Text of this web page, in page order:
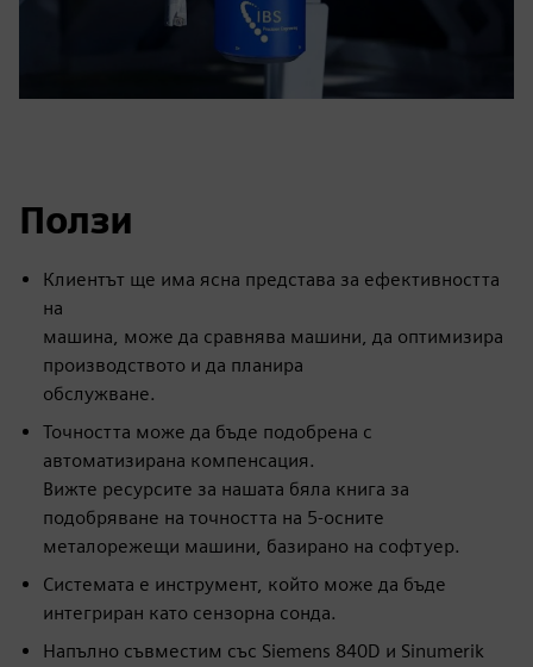
Ползи
Клиентът ще има ясна представа за ефективността
на
машина, може да сравнява машини, да оптимизира
производството и да планира
обслужване.
Точността може да бъде подобрена с
автоматизирана компенсация.
Вижте ресурсите за нашата бяла книга за
подобряване на точността на 5-осните
металорежещи машини, базирано на софтуер.
Системата е инструмент, който може да бъде
интегриран като сензорна сонда.
Напълно съвместим със Siemens 840D и Sinumerik